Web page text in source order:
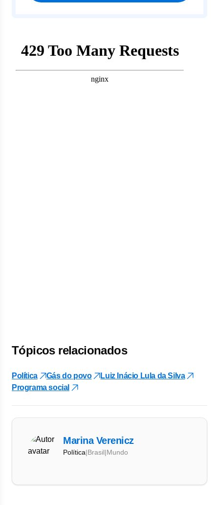
Tópicos relacionados
Política Gás do povo
Luiz Inácio Lula da Silva
Programa social
Marina Verenicz
Política|Brasil|Mundo